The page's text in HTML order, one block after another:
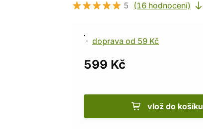
5 (16 hodnocení)
doprava od 59 Kč
599 Kč
vlož do košíku